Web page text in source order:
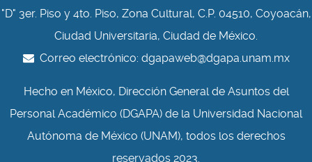
"D" 3er. Piso y 4to. Piso, Zona Cultural, C.P. 04510, Coyoacán,
Ciudad Universitaria, Ciudad de México.
Correo electrónico: dgapaweb@dgapa.unam.mx
Hecho en México, Dirección General de Asuntos del
Personal Académico (DGAPA) de la Universidad Nacional
Autónoma de México (UNAM), todos los derechos
reservados 2023.